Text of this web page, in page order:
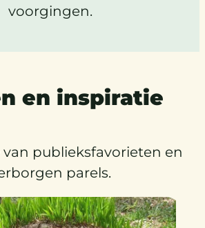
voorgingen.
en inspiratie
van publieksfavorieten en
parels.